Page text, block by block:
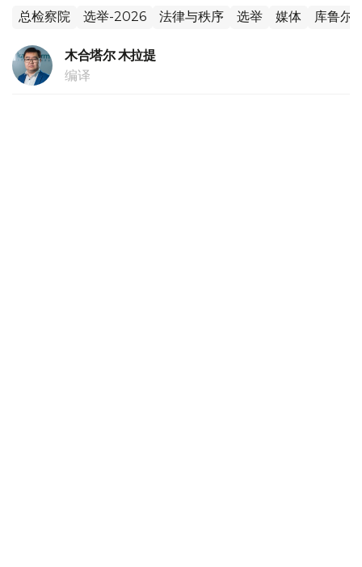
总检察院 选举-2026 法律与秩序 选举 媒体 库鲁尔
木合塔尔 木拉提
编译